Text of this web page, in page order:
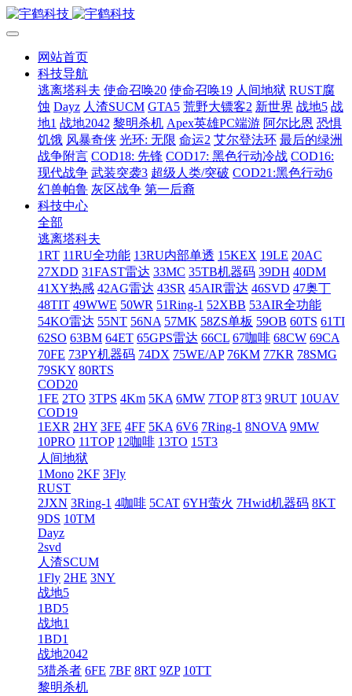
网站首页
科技导航
逃离塔科夫 使命召唤20 使命召唤19 人间地狱 RUST腐
蚀 Dayz 人渣SUCM GTA5 荒野大镖客2 新世界 战地5 战
地1 战地2042 黎明杀机 Apex英雄PC端游 阿尔比恩 恐惧
饥饿 风暴奇侠 光环: 无限 命运2 艾尔登法环 最后的绿洲
战争附言 COD18: 先锋 COD17: 黑色行动冷战 COD16:
现代战争 武装突袭3 超级人类/突破 COD21:黑色行动6
幻兽帕鲁 灰区战争 第一后裔
科技中心
全部
逃离塔科夫
1RT 11RU全功能 13RU内部单透 15KEX 19LE 20AC
27XDD 31FAST雷达 33MC 35TB机器码 39DH 40DM
41XY热感 42AG雷达 43SR 45AIR雷达 46SVD 47奥丁
48TIT 49WWE 50WR 51Ring-1 52XBB 53AIR全功能
54KO雷达 55NT 56NA 57MK 58ZS单板 59OB 60TS 61TI
62SO 63BM 64ET 65GPS雷达 66CL 67咖啡 68CW 69CA
70FE 73PY机器码 74DX 75WE/AP 76KM 77KR 78SMG
79SKY 80RTS
COD20
1FE 2TO 3TPS 4Km 5KA 6MW 7TOP 8T3 9RUT 10UAV
COD19
1EXR 2HY 3FE 4FF 5KA 6V6 7Ring-1 8NOVA 9MW
10PRO 11TOP 12咖啡 13TO 15T3
人间地狱
1Mono 2KF 3Fly
RUST
2JXN 3Ring-1 4咖啡 5CAT 6YH萤火 7Hwid机器码 8KT
9DS 10TM
Dayz
2svd
人渣SCUM
1Fly 2HE 3NY
战地5
1BD5
战地1
1BD1
战地2042
5猎杀者 6FE 7BF 8RT 9ZP 10TT
黎明杀机